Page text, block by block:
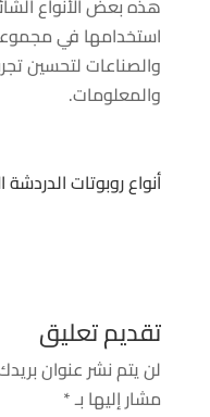
هذه بعض الأنواع
استخدامها في
والصناعات لتحسين
والمعلومات.
أنواع روبوتات الدردشة
تقديم تعليق
لن يتم نشر عنوان
مشار إليها بـ*